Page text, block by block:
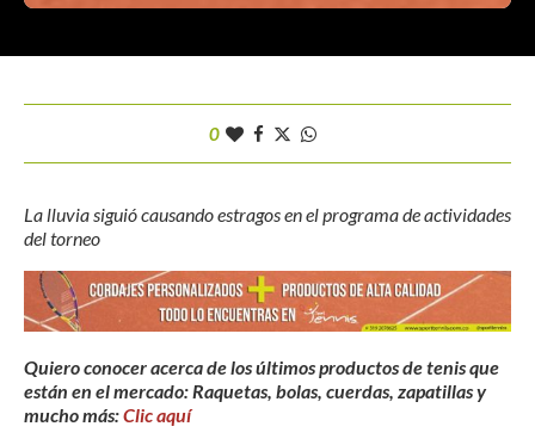
0
La lluvia siguió causando estragos en el programa de actividades
del torneo
Quiero conocer acerca de los últimos productos de tenis que
están en el mercado: Raquetas, bolas, cuerdas, zapatillas y
mucho más:Clic aquí